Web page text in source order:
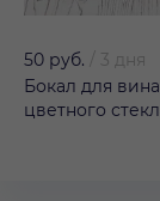
50 руб.
3 дня
Бокал для
цветного